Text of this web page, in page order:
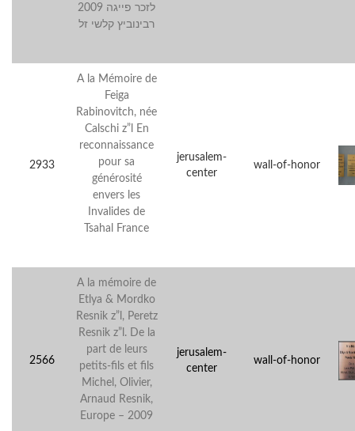
2009 לזכר פייגה
רבינוביץ קלשי זל
2933
A la Mémoire de
Feiga
Rabinovitch, née
Calschi z”l En
reconnaissance
pour sa
générosité
envers les
Invalides de
Tsahal France
jerusalem-
center
wall-of-honor
2566
A la mémoire de
Etlya & Mordko
Resnik z”l, Peretz
Resnik z”l. De la
part de leurs
petits-fils et fils
Michel, Olivier,
Arnaud Resnik,
Europe – 2009
jerusalem-
center
wall-of-honor